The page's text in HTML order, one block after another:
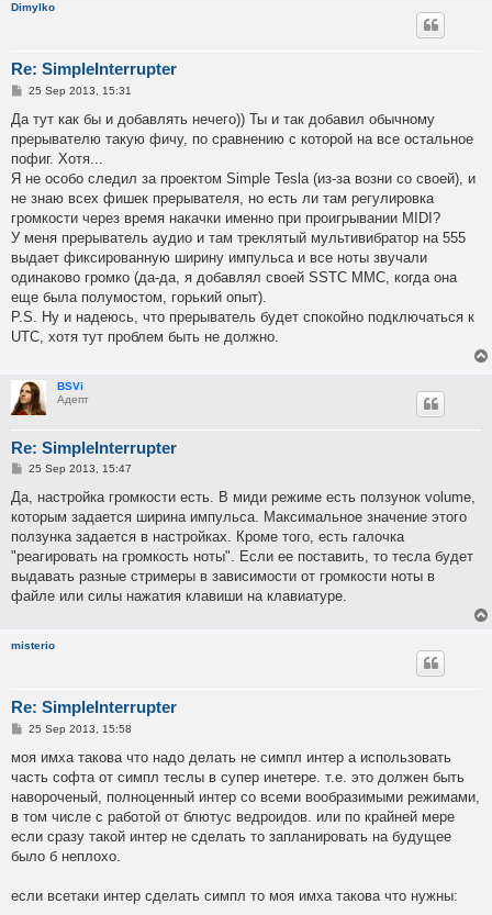
Dimylko
Re: SimpleInterrupter
P
s
25 Sep 2013, 15:31
Да тут как бы и добавлять нечего)) Ты и так добавил обычному
прерывателю такую фичу, по сравнению с которой на все остальное
пофиг. Хотя...
Я не особо следил за проектом Simple Tesla (из-за возни со своей), и
не знаю всех фишек прерывателя, но есть ли там регулировка
громкости через время накачки именно при проигрывании MIDI?
У меня прерыватель аудио и там треклятый мультивибратор на 555
выдает фиксированную ширину импульса и все ноты звучали
одинаково громко (да-да, я добавлял своей SSTC ММС, когда она
еще была полумостом, горький опыт).
P.S. Ну и надеюсь, что прерыватель будет спокойно подключаться к
UTC, хотя тут проблем быть не должно.
BSVi
Адепт
Re: SimpleInterrupter
P
s
25 Sep 2013, 15:47
Да, настройка громкости есть. В миди режиме есть ползунок volume,
которым задается ширина импульса. Максимальное значение этого
ползунка задается в настройках. Кроме того, есть галочка
"реагировать на громкость ноты". Если ее поставить, то тесла будет
выдавать разные стримеры в зависимости от громкости ноты в
файле или силы нажатия клавиши на клавиатуре.
misterio
Re: SimpleInterrupter
P
s
25 Sep 2013, 15:58
моя имха такова что надо делать не симпл интер а использовать
часть софта от симпл теслы в супер инетере. т.е. это должен быть
навороченый, полноценный интер со всеми вообразимыми режимами,
в том числе с работой от блютус ведроидов. или по крайней мере
если сразу такой интер не сделать то запланировать на будущее
было б неплохо.
если всетаки интер сделать симпл то моя имха такова что нужны: